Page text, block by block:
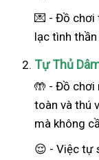
💌 - Đồ chơi
lạc tình
Tự Thủ
🤲 - Đồ chơi
toàn và thú
mà không
😌 - Việc tự